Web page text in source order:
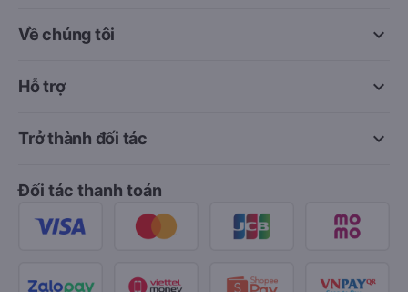
keyboard_arrow_down
Về chúng tôi
keyboard_arrow_down
Hỗ trợ
keyboard_arrow_down
Trở thành đối tác
Đối tác thanh toán